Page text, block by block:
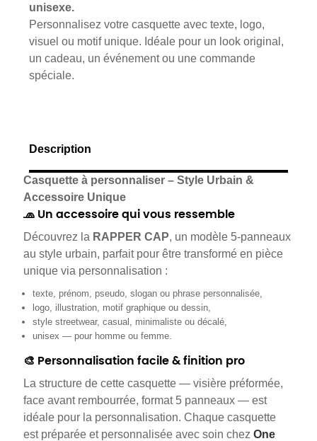
unisexe.
Personnalisez votre casquette avec texte, logo,
visuel ou motif unique. Idéale pour un look original,
un cadeau, un événement ou une commande
spéciale.
Description
Casquette à personnaliser – Style Urbain &
Accessoire Unique
🧢 Un accessoire qui vous ressemble
Découvrez la RAPPER CAP, un modèle 5-panneaux
au style urbain, parfait pour être transformé en pièce
unique via personnalisation :
texte, prénom, pseudo, slogan ou phrase personnalisée,
logo, illustration, motif graphique ou dessin,
style streetwear, casual, minimaliste ou décalé,
unisex — pour homme ou femme.
🎨 Personnalisation facile & finition pro
La structure de cette casquette — visière préformée,
face avant rembourrée, format 5 panneaux — est
idéale pour la personnalisation. Chaque casquette
est préparée et personnalisée avec soin chezOne